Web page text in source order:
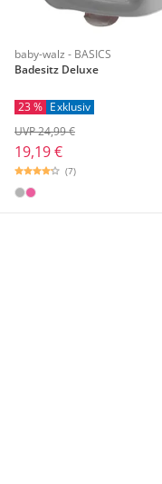
baby-walz - BASICS
Badesitz Deluxe
23 % Exklusiv
19,19 €
UVP 24,99 €
(7)